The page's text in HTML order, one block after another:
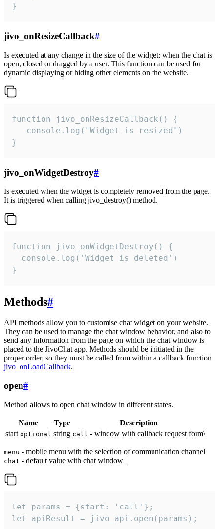
}
jivo_onResizeCallback#
Is executed at any change in the size of the widget: when the chat is
open, closed or dragged by a user. This function can be used for
dynamic displaying or hiding other elements on the website.
function jivo_onResizeCallback() {
   console.log("Widget is resized")
}
jivo_onWidgetDestroy#
Is executed when the widget is completely removed from the page.
It is triggered when calling jivo_destroy() method.
function jivo_onWidgetDestroy() {
  console.log('Widget is deleted')
}
Methods#
API methods allow you to customise chat widget on your website.
They can be used to manage the chat window behavior, and also to
send any information from the page on which the chat window is
placed to the JivoChat app. Methods should be initiated in the
proper order, so they must be called from within a callback function
jivo_onLoadCallback.
open#
Method allows to open chat window in different states.
Name Type
Description
start optional string call - window with callback request form\
menu - mobile menu with the selection of communication channel
chat - default value with chat window |
let params = {start: 'call'};
let apiResult = jivo_api.open(params);